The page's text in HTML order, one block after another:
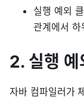
실행 예외
관계에서 하
2. 실행 예
자바 컴파일러가